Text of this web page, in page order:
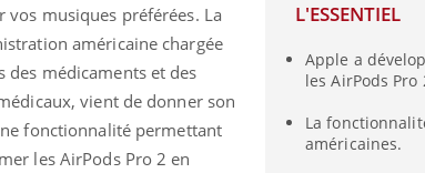
L'ESSENTIEL
Apple a
les AirPods
La
américaines.
vos musiques préférées. La
américaine chargée
des médicaments et des
vient de donner son
fonctionnalité permettant
les AirPods Pro 2 en
mental ou
de la
ce qui la rend
En 2026, l'insuline dans le diabète
reste entourée d'idées reçues chez
patients comme parfois chez les